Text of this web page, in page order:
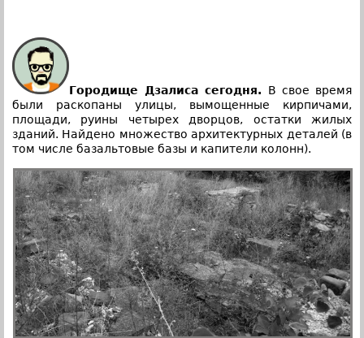
Городище Дзалиса сегодня.
В свое время
были раскопаны улицы, вымощенные кирпичами,
площади, руины четырех дворцов, остатки жилых
зданий. Найдено множество архитектурных деталей (в
том числе базальтовые базы и капители колонн).